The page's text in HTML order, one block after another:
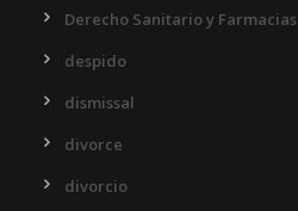
Derecho Sanitario y Farmacias
despido
dismissal
divorce
divorcio